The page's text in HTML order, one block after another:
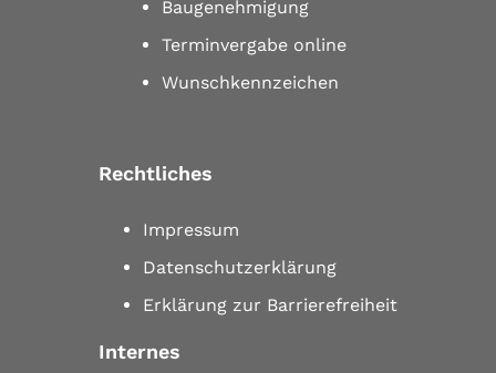
Baugenehmigung
Terminvergabe online
Wunschkennzeichen
Rechtliches
Impressum
Datenschutzerklärung
Erklärung zur Barrierefreiheit
Internes